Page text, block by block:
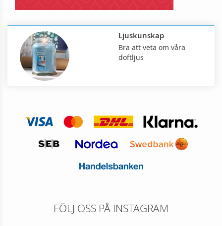
Ljuskunskap
Bra att veta om våra
doftljus
FÖLJ OSS PÅ INSTAGRAM